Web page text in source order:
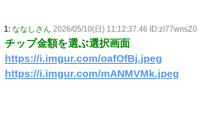
1: ななしさん 2026/05/10(日) 11:12:37.46 ID:zI77wnsZ0
チップ金額を選ぶ選択画面
https://i.imgur.com/oafOfBj.jpeg
https://i.imgur.com/mANMVMk.jpeg